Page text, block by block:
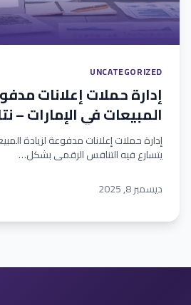
UNCATEGORIZED
إدارة حملات إعلانات
المبيعات في الإمارات –
إدارة حملات إعلانات مدفوعة لزيادة
يتسارع فيه التنافس الرقمي بشكل…
ديسمبر 8, 2025